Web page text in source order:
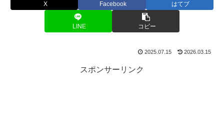
X Facebook はてブ
LINE コピー
2025.07.15 2026.03.15
スポンサーリンク